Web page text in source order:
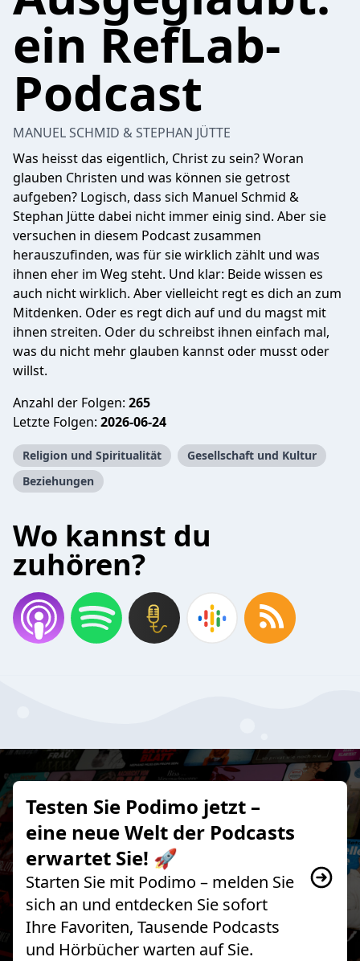
ein RefLab-
Podcast
MANUEL SCHMID & STEPHAN JÜTTE
Was heisst das eigentlich, Christ zu sein? Woran
glauben Christen und was können sie getrost
aufgeben? Logisch, dass sich Manuel Schmid &
Stephan Jütte dabei nicht immer einig sind. Aber sie
versuchen in diesem Podcast zusammen
herauszufinden, was für sie wirklich zählt und was
ihnen eher im Weg steht. Und klar: Beide wissen es
auch nicht wirklich. Aber vielleicht regt es dich an zum
Mitdenken. Oder es regt dich auf und du magst mit
ihnen streiten. Oder du schreibst ihnen einfach mal,
was du nicht mehr glauben kannst oder musst oder
willst.
Anzahl der Folgen: 265
Letzte Folgen: 2026-06-24
Religion und Spiritualität
Gesellschaft und Kultur
Beziehungen
Wo kannst du
zuhören?
Testen Sie Podimo jetzt –
eine neue Welt der Podcasts
erwartet Sie! 🚀
Starten Sie mit Podimo – melden Sie
sich an und entdecken Sie sofort
Ihre Favoriten, Tausende Podcasts
und Hörbücher warten auf Sie.